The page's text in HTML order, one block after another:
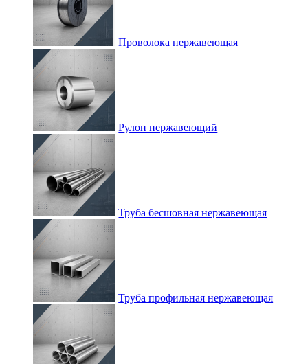
Проволока нержавеющая
Рулон нержавеющий
Труба бесшовная нержавеющая
Труба профильная нержавеющая